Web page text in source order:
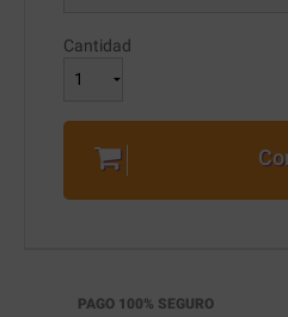
Cantidad
PAGO 100% SEGURO